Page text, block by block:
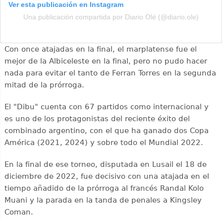
Ver esta publicación en Instagram
Una publicación compartida por Diario Olé (@diario.ole)
Con once atajadas en la final, el marplatense fue el
mejor de la Albiceleste en la final, pero no pudo hacer
nada para evitar el tanto de Ferran Torres en la segunda
mitad de la prórroga.
El "Dibu" cuenta con 67 partidos como internacional y
es uno de los protagonistas del reciente éxito del
combinado argentino, con el que ha ganado dos Copa
América (2021, 2024) y sobre todo el Mundial 2022.
En la final de ese torneo, disputada en Lusail el 18 de
diciembre de 2022, fue decisivo con una atajada en el
tiempo añadido de la prórroga al francés Randal Kolo
Muani y la parada en la tanda de penales a Kingsley
Coman.